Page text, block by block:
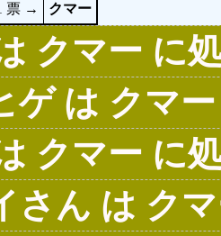
票 → クマー
クマー に
ゲ は クマ
クマー に
さん は ク